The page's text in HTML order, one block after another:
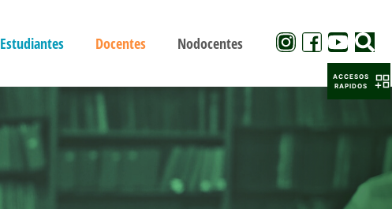
Estudiantes Docentes Nodocentes
ACCESOS
RAPIDOS